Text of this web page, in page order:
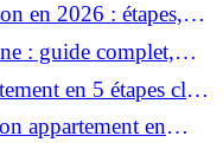
en 2026 : étapes,
: guide complet,
en 5 étapes clés
appartement en